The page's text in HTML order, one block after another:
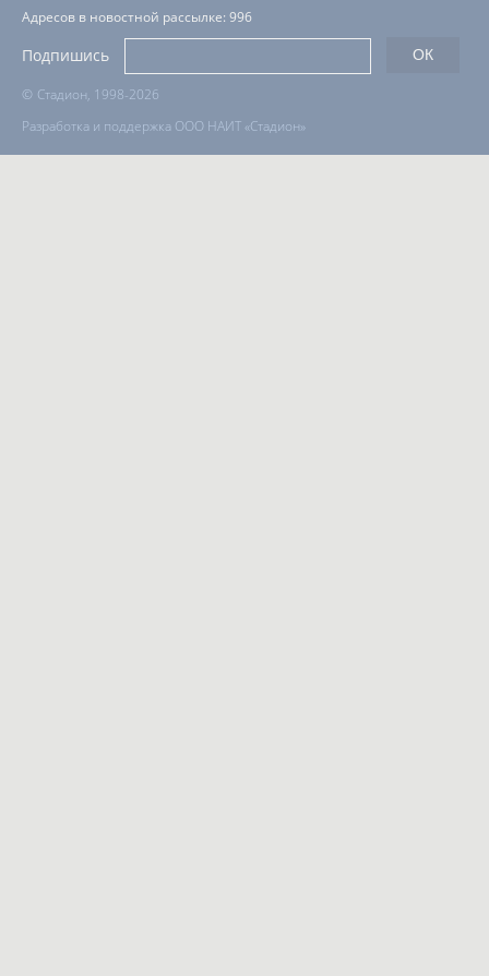
© Стадион, 1998-2026
Разработка и поддержка ООО НАИТ «Стадион»
Адресов в новостной рассылке: 996
Подпишись